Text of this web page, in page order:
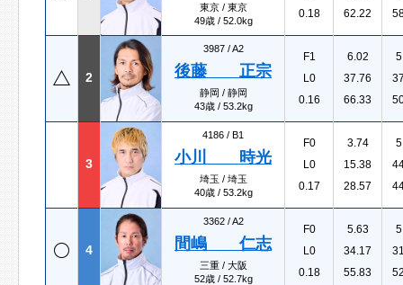
東京 / 東京
49歳 / 52.0kg
0.18
62.22
2
3987 /A2
後藤 正宗
静岡 / 静岡
43歳 / 53.2kg
F1
L0
0.16
6.02
37.76
66.33
3
4186 / B1
小川 時光
埼玉 / 埼玉
40歳 / 53.2kg
F0
L0
0.17
3.74
15.38
28.57
4
3362 /A2
間嶋 仁志
三重 / 大阪
52歳 / 52.7kg
F0
L0
0.18
5.63
34.17
55.83